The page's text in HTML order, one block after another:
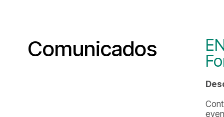
Comunicados